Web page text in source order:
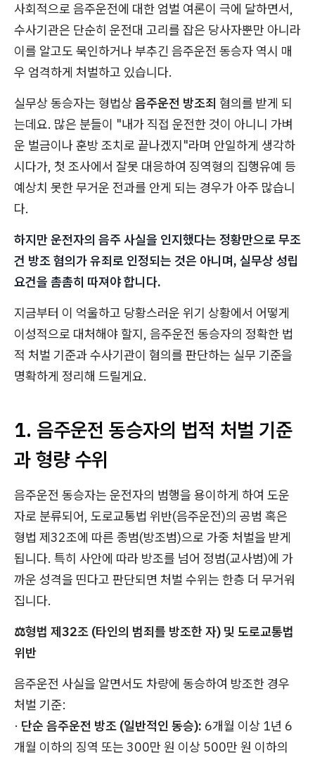
사회적으로 음주운전에 대한 엄벌 여론이 극에 달하면서,
수사기관은 단순히 운전대 고리를 잡은 당사자뿐만 아니라
이를 알고도 묵인하거나 부추긴 음주운전 동승자 역시 매
우 엄격하게 처벌하고 있습니다.
실무상 동승자는 형법상음주운전 방조죄 혐의를 받게 되
는데요. 많은 분들이 "내가 직접 운전한 것이 아니니 가벼
운 벌금이나 훈방 조치로 끝나겠지"라며 안일하게 생각하
시다가, 첫 조사에서 잘못 대응하여 징역형의 집행유예 등
예상치 못한 무거운 전과를 안게 되는 경우가 아주 많습니
다.
하지만 운전자의 음주 사실을 인지했다는 정황만으로 무조
건 방조 혐의가 유죄로 인정되는 것은 아니며, 실무상 성립
요건을 촘촘히 따져야 합니다.
지금부터 이 억울하고 당황스러운 위기 상황에서 어떻게
이성적으로 대처해야 할지, 음주운전 동승자의 정확한 법
적 처벌 기준과 수사기관이 혐의를 판단하는 실무 기준을
명확하게 정리해 드릴게요.
1. 음주운전 동승자의 법적 처벌 기준
과 형량 수위
음주운전 동승자는 운전자의 범행을 용이하게 하여 도운
자로 분류되어, 도로교통법 위반(음주운전)의 공범 혹은
형법 제32조에 따른 종범(방조범)으로 가중 처벌을 받게
됩니다. 특히 사안에 따라 방조를 넘어 정범(교사범)에 가
까운 성격을 띤다고 판단되면 처벌 수위는 한층 더 무거워
집니다.
⚖️형법 제32조 (타인의 범죄를 방조한 자) 및 도로교통법
위반
음주운전 사실을 알면서도 차량에 동승하여 방조한 경우
처벌 기준:
· 단순 음주운전 방조 (일반적인 동승): 6개월 이상 1년 6
개월 이하의 징역 또는 300만 원 이상 500만 원 이하의